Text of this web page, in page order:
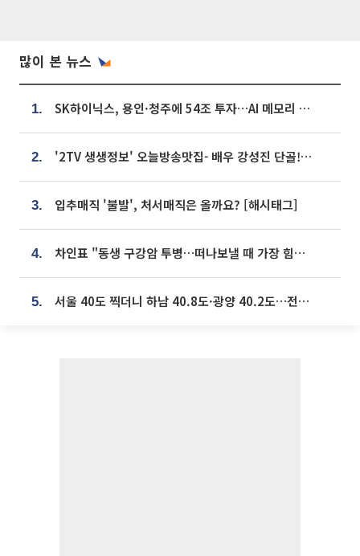
많이 본 뉴스
1. SK하이닉스, 용인·청주에 54조 투자…AI 메모리 생산기지 키운다
2. '2TV 생생정보' 오늘방송맛집- 배우 강성진 단골! 쌀국수ㆍ푸팟퐁 커리 맛집 '블○○○'
3. 입추매직 '불발', 처서매직은 올까요? [해시태그]
4. 차인표 "동생 구강암 투병…떠나보낼 때 가장 힘들었다”
5. 서울 40도 찍더니 하남 40.8도·광양 40.2도…전국 '펄펄'